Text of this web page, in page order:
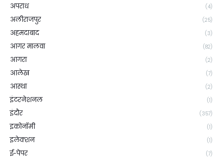
अपराध (4)
अलीराजपुर (25)
अहमदाबाद (3)
आगर मालवा (82)
आगरा (2)
आलेख (7)
आस्था (2)
इंटरनेशनल (1)
इंदौर (357)
इकोनॉमी (1)
इलेक्शन (1)
ई-पेपर (7)